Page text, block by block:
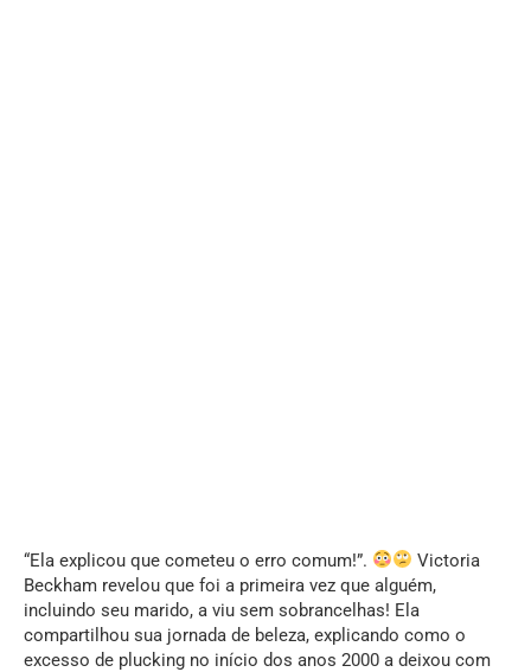
“Ela explicou que cometeu o erro comum!”.
Victoria
Beckham revelou que foi a primeira vez que alguém,
incluindo seu marido, a viu sem sobrancelhas! Ela
compartilhou sua jornada de beleza, explicando como o
excesso de plucking no início dos anos 2000 a deixou com